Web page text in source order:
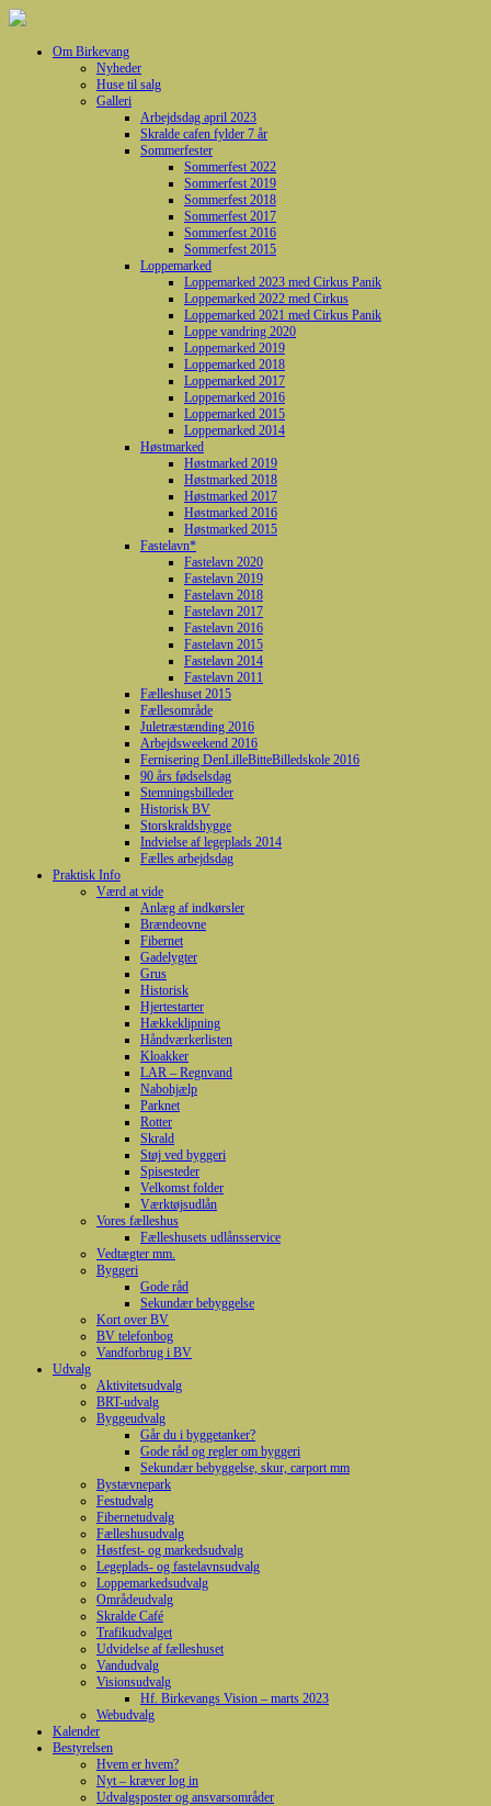
Om Birkevang
Nyheder
Huse til salg
Galleri
Arbejdsdag april 2023
Skralde cafen fylder 7 år
Sommerfester
Sommerfest 2022
Sommerfest 2019
Sommerfest 2018
Sommerfest 2017
Sommerfest 2016
Sommerfest 2015
Loppemarked
Loppemarked 2023 med Cirkus Panik
Loppemarked 2022 med Cirkus
Loppemarked 2021 med Cirkus Panik
Loppe vandring 2020
Loppemarked 2019
Loppemarked 2018
Loppemarked 2017
Loppemarked 2016
Loppemarked 2015
Loppemarked 2014
Høstmarked
Høstmarked 2019
Høstmarked 2018
Høstmarked 2017
Høstmarked 2016
Høstmarked 2015
Fastelavn*
Fastelavn 2020
Fastelavn 2019
Fastelavn 2018
Fastelavn 2017
Fastelavn 2016
Fastelavn 2015
Fastelavn 2014
Fastelavn 2011
Fælleshuset 2015
Fællesområde
Juletræstænding 2016
Arbejdsweekend 2016
Fernisering DenLilleBitteBilledskole 2016
90 års fødselsdag
Stemningsbilleder
Historisk BV
Storskraldshygge
Indvielse af legeplads 2014
Fælles arbejdsdag
Praktisk Info
Værd at vide
Anlæg af indkørsler
Brændeovne
Fibernet
Gadelygter
Grus
Historisk
Hjertestarter
Hækkeklipning
Håndværkerlisten
Kloakker
LAR – Regnvand
Nabohjælp
Parknet
Rotter
Skrald
Støj ved byggeri
Spisesteder
Velkomst folder
Værktøjsudlån
Vores fælleshus
Fælleshusets udlånsservice
Vedtægter mm.
Byggeri
Gode råd
Sekundær bebyggelse
Kort over BV
BV telefonbog
Vandforbrug i BV
Udvalg
Aktivitetsudvalg
BRT-udvalg
Byggeudvalg
Går du i byggetanker?
Gode råd og regler om byggeri
Sekundær bebyggelse, skur, carport mm
Bystævnepark
Festudvalg
Fibernetudvalg
Fælleshusudvalg
Høstfest- og markedsudvalg
Legeplads- og fastelavnsudvalg
Loppemarkedsudvalg
Områdeudvalg
Skralde Café
Trafikudvalget
Udvidelse af fælleshuset
Vandudvalg
Visionsudvalg
Hf. Birkevangs Vision – marts 2023
Webudvalg
Kalender
Bestyrelsen
Hvem er hvem?
Nyt – kræver log in
Udvalgsposter og ansvarsområder